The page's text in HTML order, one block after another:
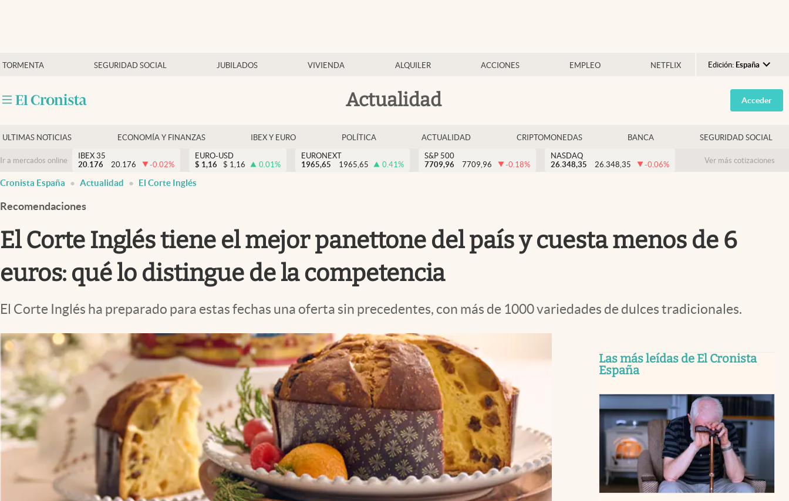
TORMENTA SEGURIDAD SOCIAL JUBILADOS VIVIENDA ALQUILER ACCIONES EMPLEO NETFLIX Edición: España
Argentina
España
USA
Colombia
Actualidad
Economía y finanzas
Criptomonedas
Acceder
ULTIMAS NOTICIAS ECONOMÍA Y FINANZAS IBEX Y EURO POLÍTICA ACTUALIDAD CRIPTOMONEDAS BANCA SEGURIDAD SOCIAL
Ir a mercados online
IBEX 35
20.176
20.176 -0.02%
EURO-USD
$ 1,16 $ 1,16 0.01%
EURONEXT
1965,65
1965,65 0.41%
S&P 500
7709,96
7709,96 -0.18%
NASDAQ
26.348,35
26.348,35 -0.06% Ver más cotizaciones
Cronista España Actualidad El Corte Inglés
Recomendaciones
El Corte Inglés tiene el mejor panettone del país y cuesta menos de 6
euros: qué lo distingue de la competencia
El Corte Inglés ha preparado para estas fechas una oferta sin precedentes, con más de 1000 variedades de dulces tradicionales.
Las más leídas de El Cronista
España